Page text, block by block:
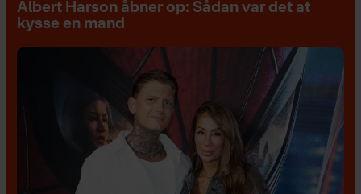
Albert Harson åbner op: Sådan var det at
kysse en mand